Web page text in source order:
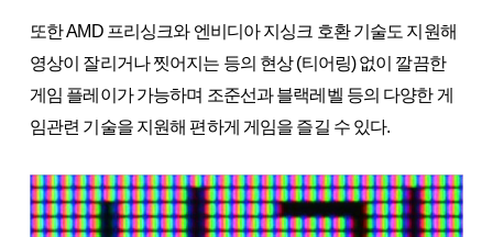
또한 AMD 프리싱크와 엔비디아 지싱크 호환 기술도 지원해
영상이 잘리거나 찟어지는 등의 현상 (티어링) 없이 깔끔한
게임 플레이가 가능하며 조준선과 블랙레벨 등의 다양한 게
임관련 기술을 지원해 편하게 게임을 즐길 수 있다.